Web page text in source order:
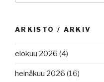
pienenee,
tänään,
ESL
Shippingille
ARKISTO / ARKIV
elokuu 2026 (4)
heinäkuu 2026 (16)